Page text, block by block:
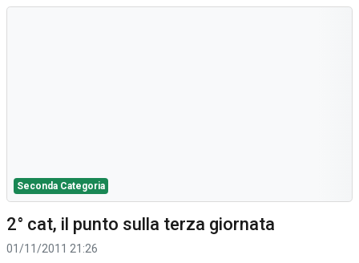
Seconda Categoria
2° cat, il punto sulla terza giornata
01/11/2011 21:26